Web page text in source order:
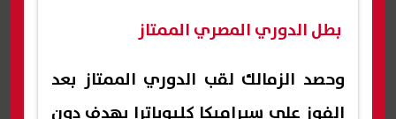
بطل الدوري المصري الممتاز
وحصد الزمالك لقب الدوري الممتاز بعد
الفوز على سيراميكا كليوباترا بهدف دون